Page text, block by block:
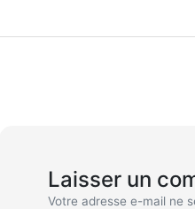
Laisser un
Votre adresse e-mail ne